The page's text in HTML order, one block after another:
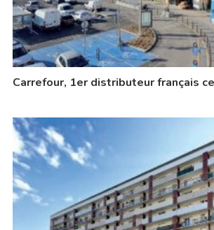
Carrefour, 1er distributeur français